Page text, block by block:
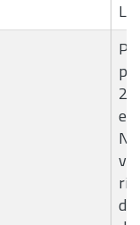
ed